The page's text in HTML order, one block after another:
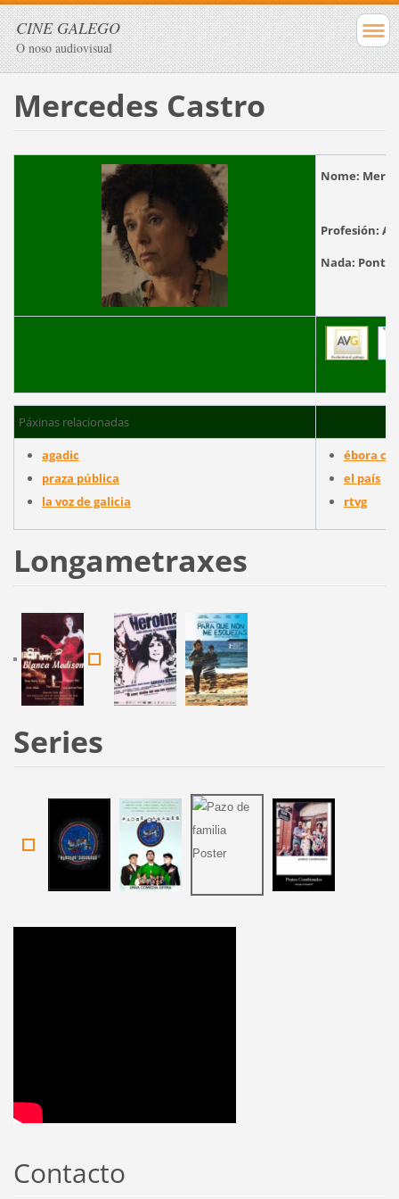
CINE GALEGO
O noso audiovisual
Mercedes Castro
Nome:
Profesión:
Nada:
Páxinas relacionadas
agadic
praza pública
la voz de galicia
ébora
el país
rtvg
Longametraxes
Series
Contacto